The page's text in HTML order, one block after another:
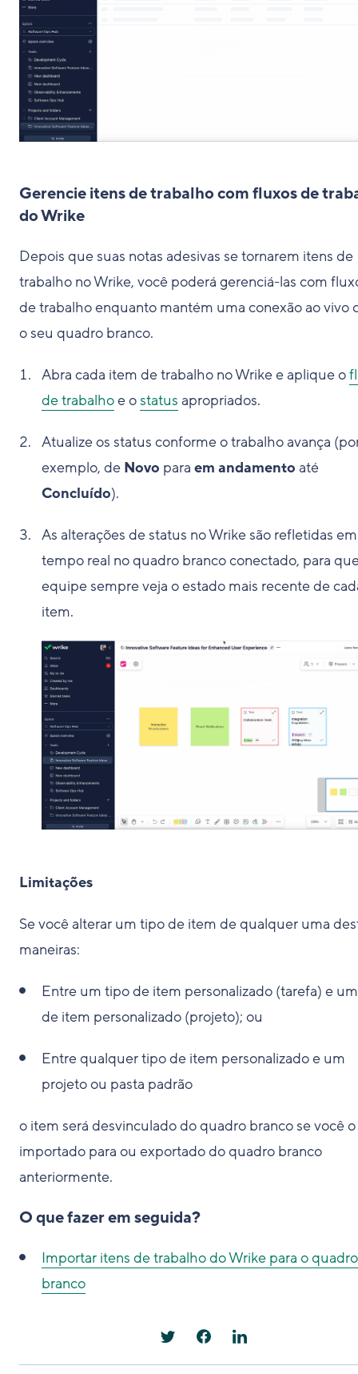
Gerencie itens de trabalho com fluxos de
do Wrike
Depois que suas notas adesivas se tornarem itens de
trabalho no Wrike, você poderá gerenciá-las com
de trabalho enquanto mantém uma conexão ao vivo
o seu quadro branco.
Abra cada item de trabalho no Wrike e aplique o
de trabalhoe ostatus apropriados.
Atualize os status conforme o trabalho avança
exemplo, de Novo para em andamento até
Concluído).
As alterações de status no Wrike são refletidas em
tempo real no quadro branco conectado, para
equipe sempre veja o estado mais recente de
item.
Limitações
Se você alterar um tipo de item de qualquer uma
maneiras:
Entre um tipo de item personalizado (tarefa) e
de item personalizado (projeto); ou
Entre qualquer tipo de item personalizado e um
projeto ou pasta padrão
o item será desvinculado do quadro branco se você
importado para ou exportado do quadro branco
anteriormente.
O que fazer em seguida?
Importar itens de trabalho do Wrike para o quadro
branco